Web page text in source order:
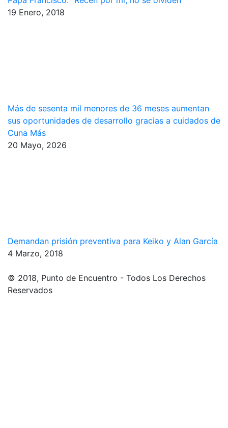
19 Enero, 2018
Más de sesenta mil menores de 36 meses aumentan
sus oportunidades de desarrollo gracias a cuidados de
Cuna Más
20 Mayo, 2026
Demandan prisión preventiva para Keiko y Alan García
4 Marzo, 2018
© 2018, Punto de Encuentro - Todos Los Derechos
Reservados